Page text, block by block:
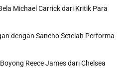
Michael Carrick dari Kritik Para
dengan Sancho Setelah Performa
Reece James dari Chelsea